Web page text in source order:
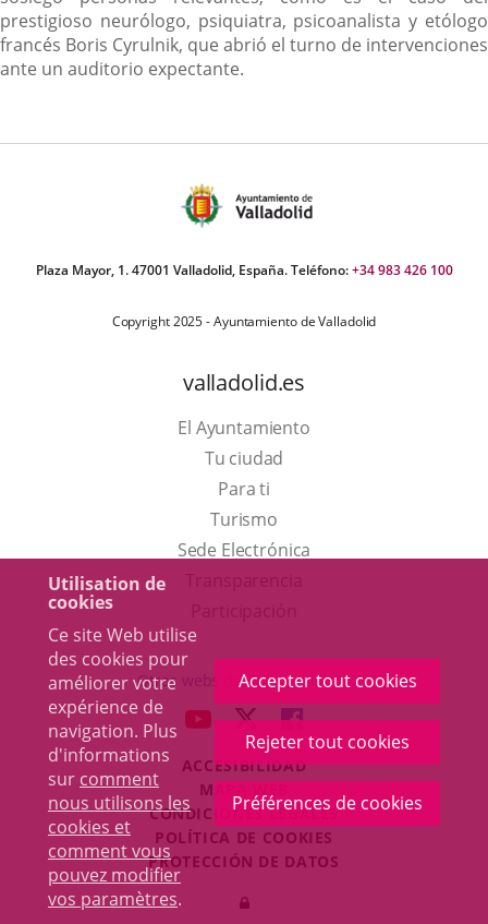
Utilisation de
cookies
Ce site Web utilise
des cookies pour
améliorer votre
expérience de
navigation. Plus
d'informations
sur comment
nous utilisons les
cookies et
comment vous
pouvez modifier
vos paramètres.
Accepter tout cookies
Rejeter tout cookies
Préférences de cookies
prestigioso neurólogo, psiquiatra, psicoanalista y etólogo
francés Boris Cyrulnik, que abrió el turno de intervenciones
ante un auditorio expectante.
Plaza Mayor, 1. 47001 Valladolid, España. Teléfono:+34 983 426 100
Copyright 2025 - Ayuntamiento de Valladolid
valladolid.es
El Ayuntamiento
Tu ciudad
Para ti
TurismoEste
enlace
una
ventana
nueva.
Sede Electrónica
externa.
Otras webs del ayuntamiento
ENLACE
UNA
APLICACIÓN
EXTERNA.
ENLACE
A
UNA
APLICACIÓN
EXTERNA.
ENLACE
A
UNA
APLICACIÓN
EXTERNA.
ACCESIBILIDAD
MAPA WEB
CONDICIONES LEGALES
POLÍTICA DE COOKIES
PROTECCIÓN DE DATOS
Iniciar